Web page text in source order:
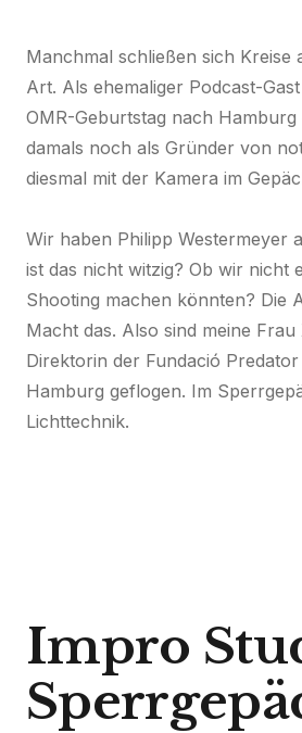
Manchmal schließen sich Kreise
Art. Als ehemaliger Podcast-
OMR-Geburtstag nach
damals noch als Gründer von
diesmal mit der Kamera im
Wir haben Philipp Westermeyer
ist das nicht witzig? Ob wir nicht
Shooting machen könnten? Die
Macht das. Also sind meine Frau
Direktorin der Fundació
Hamburg geflogen. Im
Lichttechnik.
Impro